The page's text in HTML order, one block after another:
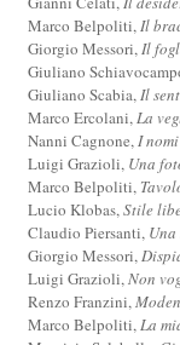
Marco Belpoliti,Il
Giorgio Messori,Il
Giuliano
Giuliano Scabia,Il
Marco Ercolani,La
Nanni Cagnone,I
Luigi Grazioli, Una
Marco Belpoliti,
Lucio Klobas,Stile
Claudio Piersanti,
Giorgio Messori,
Luigi Grazioli,Non
Renzo Franzini,
Marco Belpoliti,La